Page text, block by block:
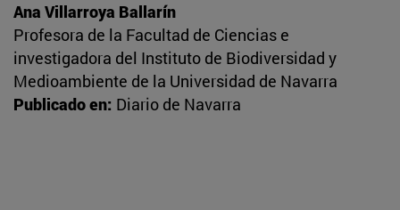
Ana Villarroya Ballarín
Profesora de la Facultad de Ciencias e
investigadora del Instituto de Biodiversidad y
Medioambiente de la Universidad de Navarra
Publicado en: Diario de Navarra